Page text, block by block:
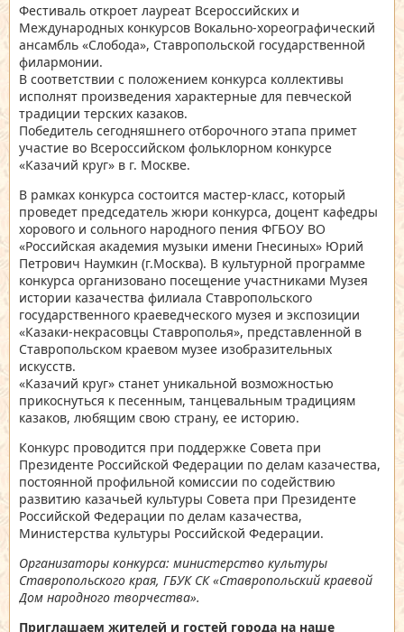
Фестиваль откроет лауреат Всероссийских и
Международных конкурсов Вокально-хореографический
ансамбль «Слобода», Ставропольской государственной
филармонии.
В соответствии с положением конкурса коллективы
исполнят произведения характерные для певческой
традиции терских казаков.
Победитель сегодняшнего отборочного этапа примет
участие во Всероссийском фольклорном конкурсе
«Казачий круг» в г. Москве.
В рамках конкурса состоится мастер-класс, который
проведет председатель жюри конкурса, доцент кафедры
хорового и сольного народного пения ФГБОУ ВО
«Российская академия музыки имени Гнесиных» Юрий
Петрович Наумкин (г.Москва). В культурной программе
конкурса организовано посещение участниками Музея
истории казачества филиала Ставропольского
государственного краеведческого музея и экспозиции
«Казаки-некрасовцы Ставрополья», представленной в
Ставропольском краевом музее изобразительных
искусств.
«Казачий круг» станет уникальной возможностью
прикоснуться к песенным, танцевальным традициям
казаков, любящим свою страну, ее историю.
Конкурс проводится при поддержке Совета при
Президенте Российской Федерации по делам казачества,
постоянной профильной комиссии по содействию
развитию казачьей культуры Совета при Президенте
Российской Федерации по делам казачества,
Министерства культуры Российской Федерации.
Организаторы конкурса: министерство культуры
Ставропольского края, ГБУК СК «Ставропольский краевой
Дом народного творчества».
Приглашаем жителей и гостей города на наше